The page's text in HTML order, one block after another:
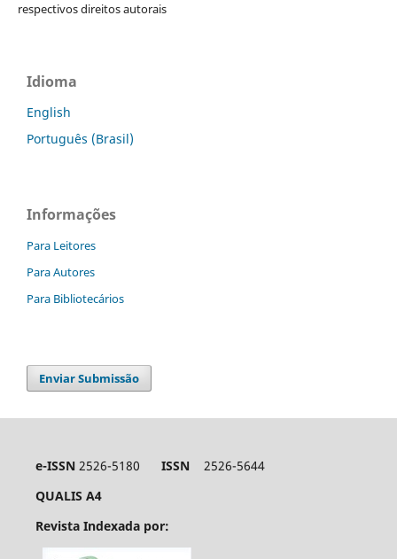
respectivos direitos autorais
Idioma
English
Português (Brasil)
Informações
Para Leitores
Para Autores
Para Bibliotecários
Enviar Submissão
e-ISSN2526-5180 ISSN
2526-5644
QUALIS A4
Revista Indexada por: